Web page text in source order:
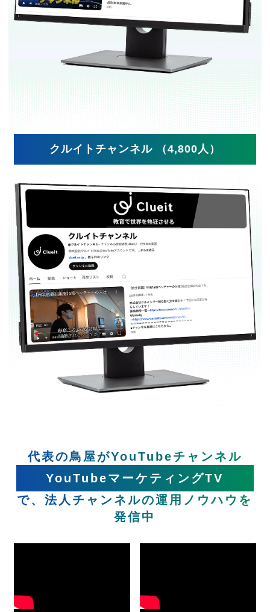
クルイトチャンネル （4,800人）
代表の鳥屋がYouTubeチャンネル
YouTubeマーケティングTV
で、法人チャンネルの運用ノウハウを
発信中